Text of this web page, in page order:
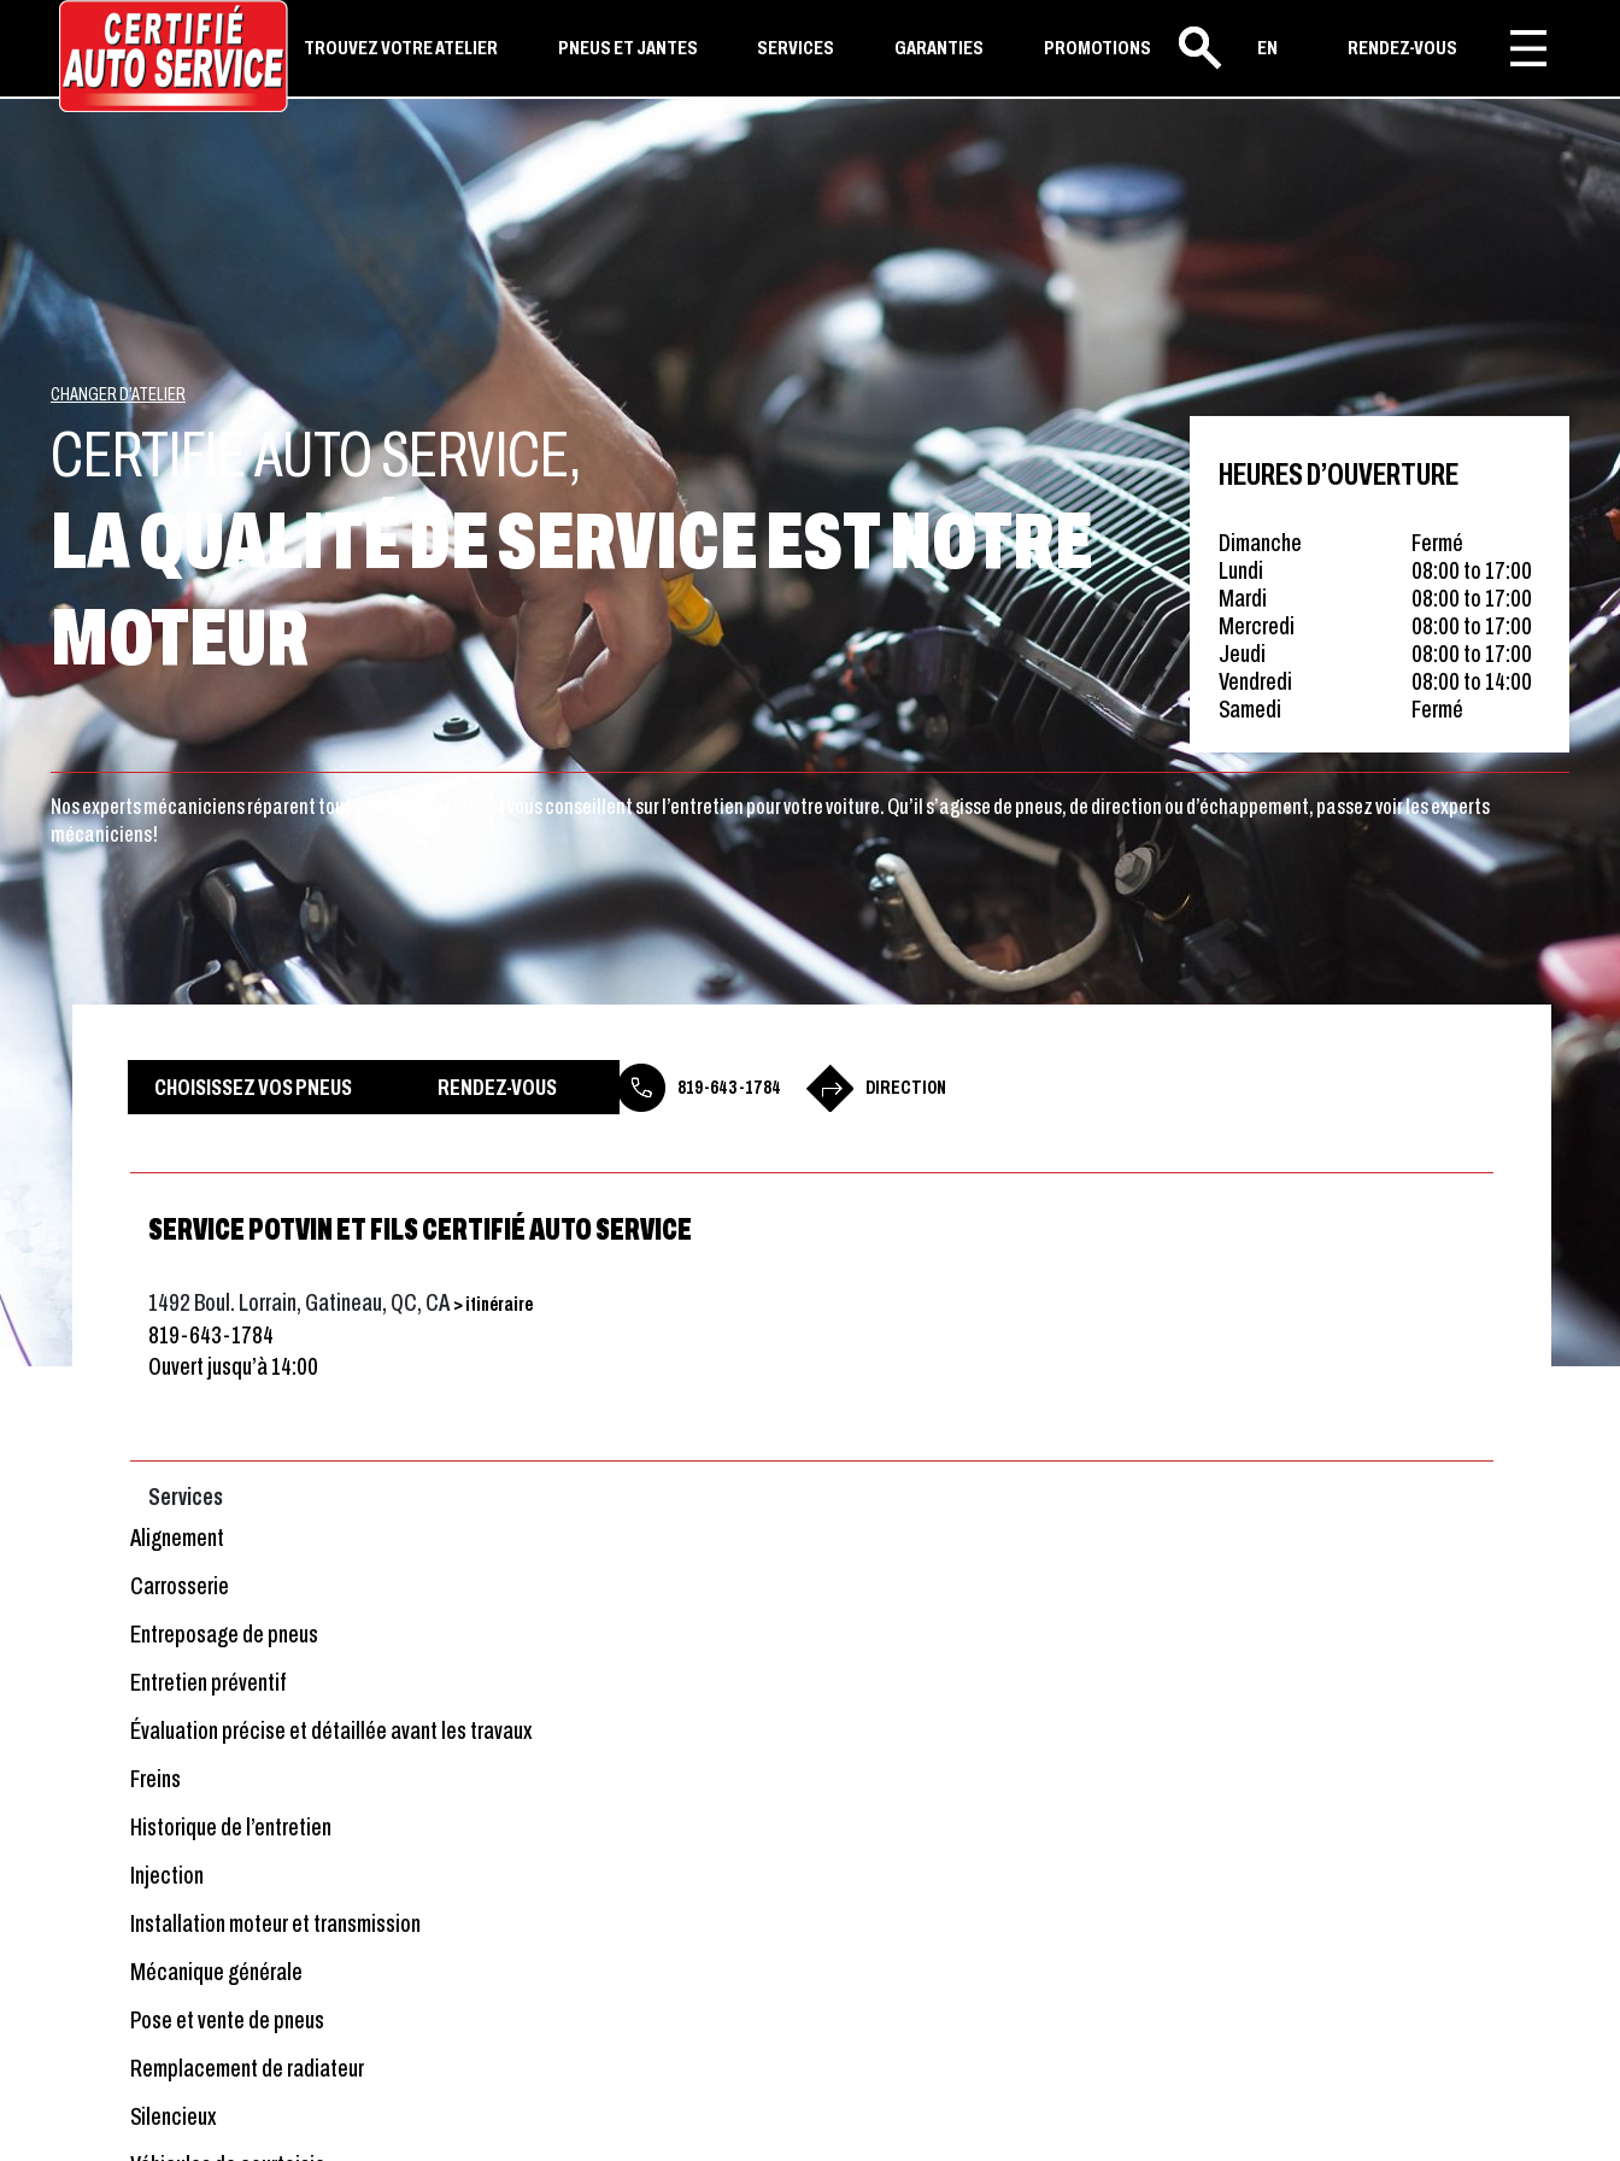
TROUVEZ VOTRE ATELIER PNEUS ET JANTES SERVICES GARANTIES PROMOTIONS RENDEZ-VOUS
EN
Rechercher
CHANGER D’ATELIER
CERTIFIÉ AUTO SERVICE,
LA QUALITÉ DE SERVICE EST NOTRE
MOTEUR
HEURES D’OUVERTURE
Dimanche
Fermé
Lundi
08:00 to 17:00
Mardi
08:00 to 17:00
Mercredi
08:00 to 17:00
Jeudi
08:00 to 17:00
Vendredi
08:00 to 14:00
Samedi
Fermé
Nos experts mécaniciens réparent tout type de véhicules et vous conseillent sur l’entretien pour votre voiture. Qu’il s’agisse de pneus, de direction ou d’échappement, passez voir les experts
mécaniciens!
CHOISISSEZ VOS PNEUS RENDEZ-VOUS 819-643-1784 DIRECTION
SERVICE POTVIN ET FILS CERTIFIÉ AUTO SERVICE
1492 Boul. Lorrain, Gatineau, QC, CA > itinéraire
819-643-1784
Ouvert jusqu’à 14:00
Services
Alignement
Carrosserie
Entreposage de pneus
Entretien préventif
Évaluation précise et détaillée avant les travaux
Freins
Historique de l’entretien
Injection
Installation moteur et transmission
Mécanique générale
Pose et vente de pneus
Remplacement de radiateur
Silencieux